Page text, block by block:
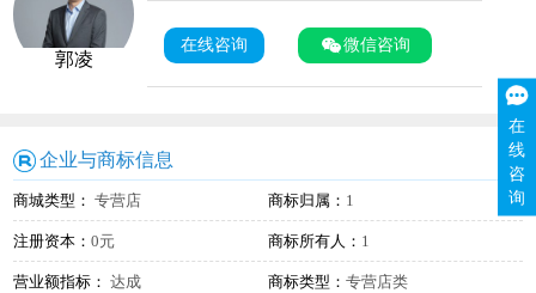
郭凌
在线咨询 微信咨询
企业与商标信息
商城类型： 专营店 商标归属： 1
注册资本：0元 商标所有人： 1
营业额指标： 达成 商标类型： 专营店类
在
线
咨
询